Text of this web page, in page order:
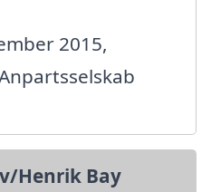
2015,
Henrik Bay